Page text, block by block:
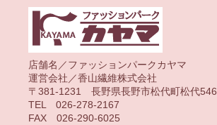
店舗名／ファッションパークカヤマ
運営会社／香山繊維株式会社
〒381-1231 長野県長野市松代町松代546
TEL 026-278-2167
FAX 026-290-6025